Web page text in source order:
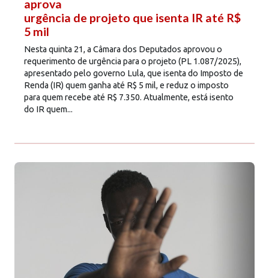
aprova
urgência de projeto que isenta IR até R$
5 mil
Nesta quinta 21, a Câmara dos Deputados aprovou o
requerimento de urgência para o projeto (PL 1.087/2025),
apresentado pelo governo Lula, que isenta do Imposto de
Renda (IR) quem ganha até R$ 5 mil, e reduz o imposto
para quem recebe até R$ 7.350. Atualmente, está isento
do IR quem...